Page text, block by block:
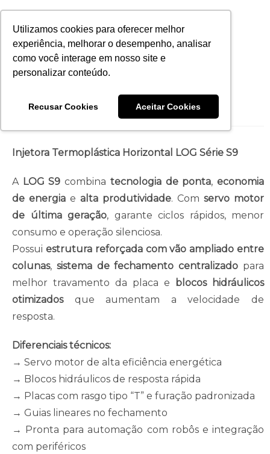
Utilizamos cookies para oferecer melhor
experiência, melhorar o desempenho, analisar
como você interage em nosso site e
personalizar conteúdo.
Recusar Cookies Aceitar Cookies
Injetora LOG270-S9
Injetora Termoplástica Horizontal LOG Série S9
A LOG S9 combina tecnologia de ponta,economia
de energia e alta produtividade. Com servo motor
de última geração, garante ciclos rápidos, menor
consumo e operação silenciosa.
Possui estrutura reforçada com vão ampliado entre
colunas, sistema de fechamento centralizado para
melhor travamento da placa e blocos hidráulicos
otimizadosque aumentam a velocidade de
resposta.
Diferenciais técnicos:
→ Servo motor de alta eficiência energética
→ Blocos hidráulicos de resposta rápida
→ Placas com rasgo tipo “T” e furação padronizada
→ Guias lineares no fechamento
→ Pronta para automação com robôs e integração
com periféricos